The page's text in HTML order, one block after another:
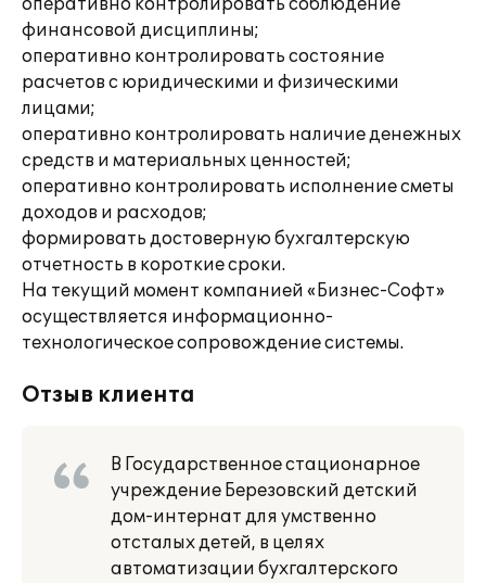
оперативно контролировать соблюдение
финансовой дисциплины;
оперативно контролировать состояние
расчетов с юридическими и физическими
лицами;
оперативно контролировать наличие денежных
средств и материальных ценностей;
оперативно контролировать исполнение сметы
доходов и расходов;
формировать достоверную бухгалтерскую
отчетность в короткие сроки.
На текущий момент компанией «Бизнес-Софт»
осуществляется информационно-
технологическое сопровождение системы.
Отзыв клиента
В Государственное стационарное
учреждение Березовский детский
дом-интернат для умственно
отсталых детей, в целях
автоматизации бухгалтерского